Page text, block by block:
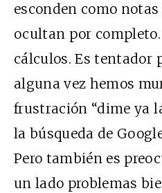
esconden como
ocultan por
cálculos. Es tentador
alguna vez hemos
frustración “dime ya
la búsqueda de
Pero también es
un lado problemas